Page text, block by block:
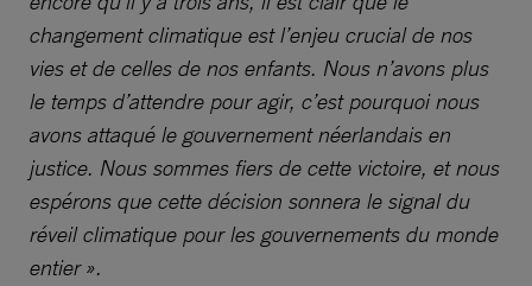
changement climatique est l’enjeu crucial de nos
vies et de celles de nos enfants. Nous n’avons plus
le temps d’attendre pour agir, c’est pourquoi nous
avons attaqué le gouvernement néerlandais en
justice. Nous sommes fiers de cette victoire, et nous
espérons que cette décision sonnera le signal du
réveil climatique pour les gouvernements du monde
entier ».